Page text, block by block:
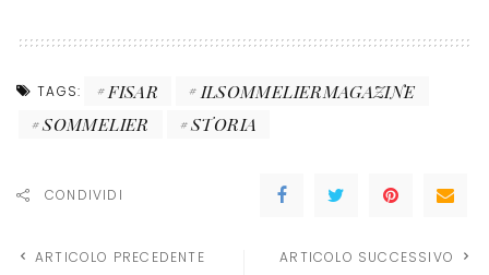
TAGS: FISAR
ILSOMMELIERMAGAZINE
SOMMELIER
STORIA
CONDIVIDI
ARTICOLO PRECEDENTE ARTICOLO SUCCESSIVO